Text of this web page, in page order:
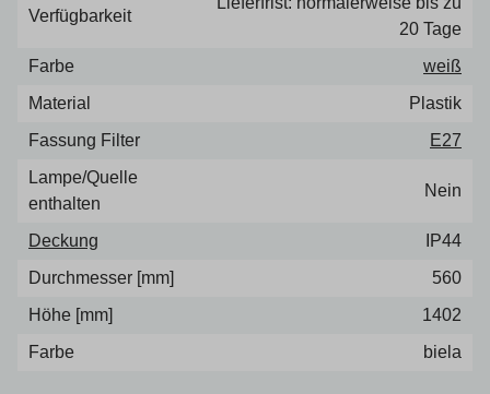
Verfügbarkeit
20 Tage
Farbe
weiß
Material
Plastik
Fassung Filter
E27
Lampe/Quelle
enthalten
Nein
Deckung
IP44
Durchmesser [mm]
560
Höhe [mm]
1402
Farbe
biela